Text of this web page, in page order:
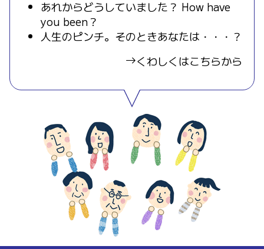
あれからどうしていました？ How have
you been？
人生のピンチ。そのときあなたは・・・？
くわしくはこちらから